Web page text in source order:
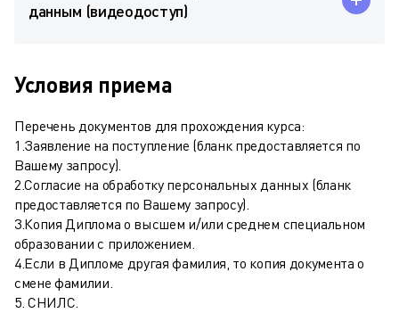
данным (видеодоступ)
Условия приема
Перечень документов для прохождения курса:
1.Заявление на поступление (бланк предоставляется по
Вашему запросу).
2.Согласие на обработку персональных данных (бланк
предоставляется по Вашему запросу).
3.Копия Диплома о высшем и/или среднем специальном
образовании с приложением.
4.Если в Дипломе другая фамилия, то копия документа о
смене фамилии.
5. СНИЛС.